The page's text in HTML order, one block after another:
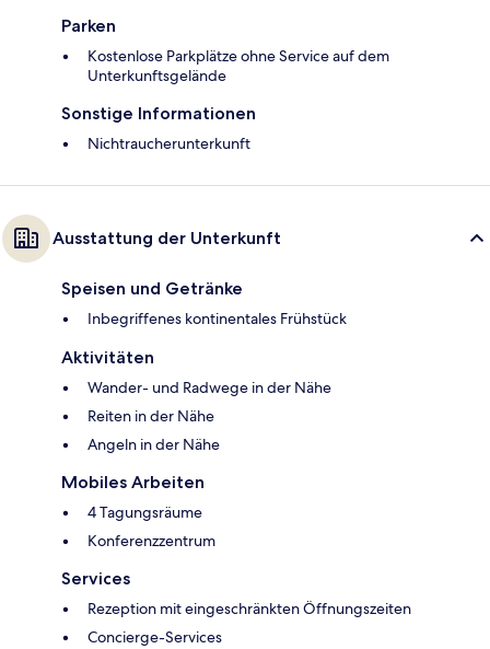
Parken
Kostenlose Parkplätze ohne Service auf dem
Unterkunftsgelände
Sonstige Informationen
Nichtraucherunterkunft
Ausstattung der Unterkunft
Speisen und Getränke
Inbegriffenes kontinentales Frühstück
Aktivitäten
Wander- und Radwege in der Nähe
Reiten in der Nähe
Angeln in der Nähe
Mobiles Arbeiten
4 Tagungsräume
Konferenzzentrum
Services
Rezeption mit eingeschränkten Öffnungszeiten
Concierge-Services